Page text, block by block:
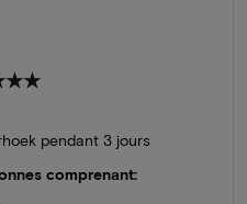
pendant 3 jours
comprenant: